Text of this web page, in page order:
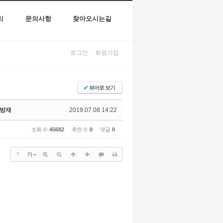
문의사항 찾아오시는길
로그인 회원가입
✔뷰어로 보기
2019.07.08 14:22
재
조회 수 45682 추천 수 0 댓글 0
? 가